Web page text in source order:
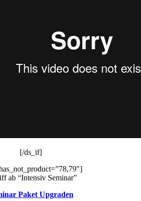
[/ds_if]
ab “Intensiv Seminar”
Paket Upgraden